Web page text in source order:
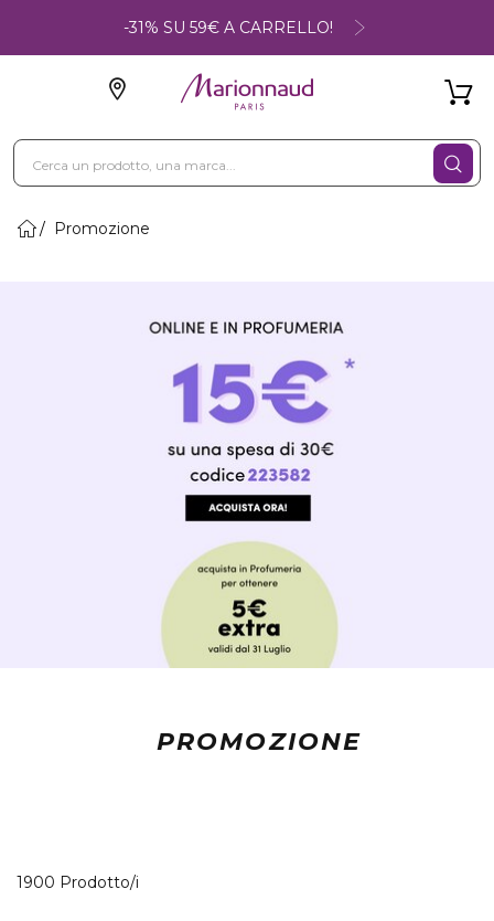
-31% SU 59€ A CARRELLO!
Promozione
PROMOZIONE
1900 Prodotto/i